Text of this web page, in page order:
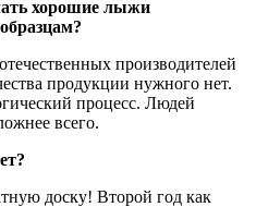
хорошие лыжи
производителей
продукции нужного нет.
процесс. Людей
всего.
доску! Второй год как